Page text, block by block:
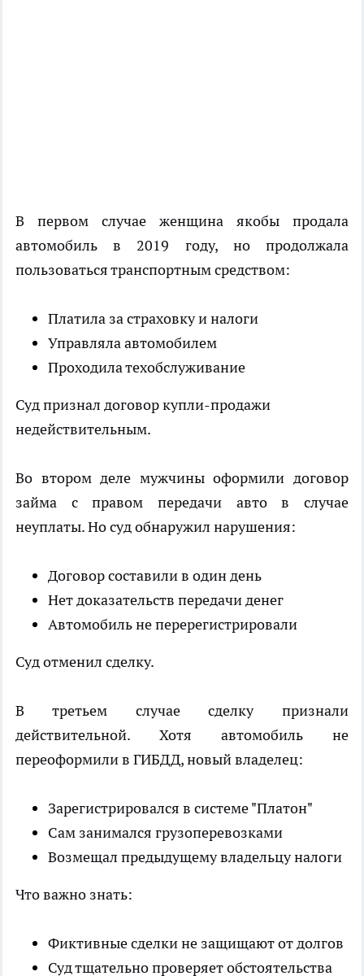
В первом случае женщина якобы продала
автомобиль в 2019 году, но продолжала
пользоваться транспортным средством:
Платила за страховку и налоги
Управляла автомобилем
Проходила техобслуживание
Суд признал договор купли-продажи
недействительным.
Во втором деле мужчины оформили договор
займа с правом передачи авто в случае
неуплаты. Но суд обнаружил нарушения:
Договор составили в один день
Нет доказательств передачи денег
Автомобиль не перерегистрировали
Суд отменил сделку.
В третьем случае сделку признали
действительной. Хотя автомобиль не
переоформили в ГИБДД, новый владелец:
Зарегистрировался в системе "Платон"
Сам занимался грузоперевозками
Возмещал предыдущему владельцу налоги
Что важно знать:
Фиктивные сделки не защищают от долгов
Суд тщательно проверяет обстоятельства